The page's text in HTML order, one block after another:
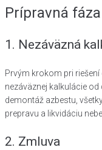
Prípravná
1. Nezáväzná
Prvým krokom pri riešení
nezáväznej kalkulácie
demontáž azbestu,
prepravu a likvidáciu
2. Zmluva